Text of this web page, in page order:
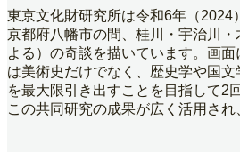
東京文化財研究所は令和6年（2024
京都府八幡市の間、桂川・宇治川
よる）の奇談を描いています。画
は美術史だけでなく、歴史学や国
を最大限引き出すことを目指して2
この共同研究の成果が広く活用さ